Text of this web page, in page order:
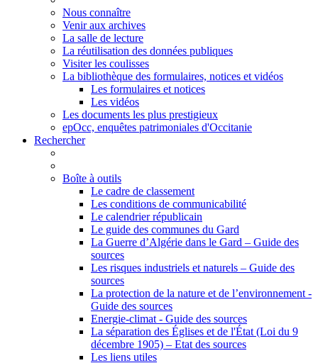
Nous connaître
Venir aux archives
La salle de lecture
La réutilisation des données publiques
Visiter les coulisses
La bibliothèque des formulaires, notices et vidéos
Les formulaires et notices
Les vidéos
Les documents les plus prestigieux
epOcc, enquêtes patrimoniales d'Occitanie
Rechercher
Boîte à outils
Le cadre de classement
Les conditions de communicabilité
Le calendrier républicain
Le guide des communes du Gard
La Guerre d’Algérie dans le Gard – Guide des
sources
Les risques industriels et naturels – Guide des
sources
La protection de la nature et de l’environnement -
Guide des sources
Energie-climat - Guide des sources
La séparation des Églises et de l'État (Loi du 9
décembre 1905) – Etat des sources
Les liens utiles